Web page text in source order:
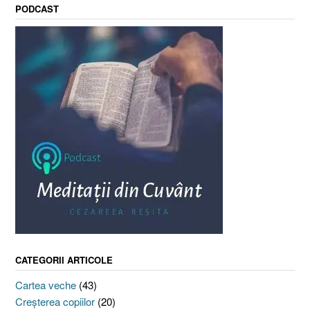
PODCAST
CATEGORII ARTICOLE
Cartea veche (43)
Creşterea copiilor (20)